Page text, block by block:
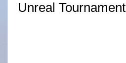
Unreal Tournament